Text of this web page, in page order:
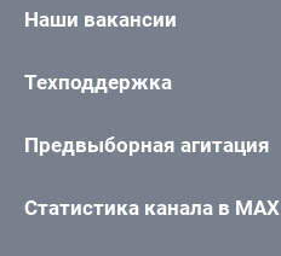
Наши вакансии
Техподдержка
Предвыборная агитация
Статистика канала в MAX